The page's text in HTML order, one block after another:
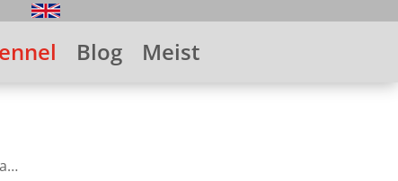
Blog Meist